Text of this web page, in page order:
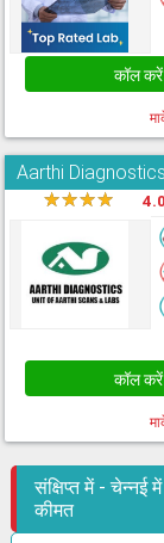
कॉल
Aarthi
★★★★
कॉल
संक्षिप्त में - चेन्नई
कीमत